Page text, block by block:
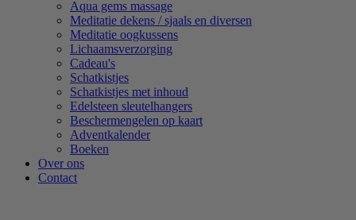
Aqua gems massage
Meditatie dekens / sjaals en diversen
Meditatie oogkussens
Lichaamsverzorging
Cadeau's
Schatkistjes
Schatkistjes met inhoud
Edelsteen sleutelhangers
Beschermengelen op kaart
Adventkalender
Boeken
Over ons
Contact